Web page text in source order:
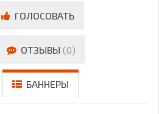
ГОЛОСОВАТЬ
ОТЗЫВЫ (0)
БАННЕРЫ